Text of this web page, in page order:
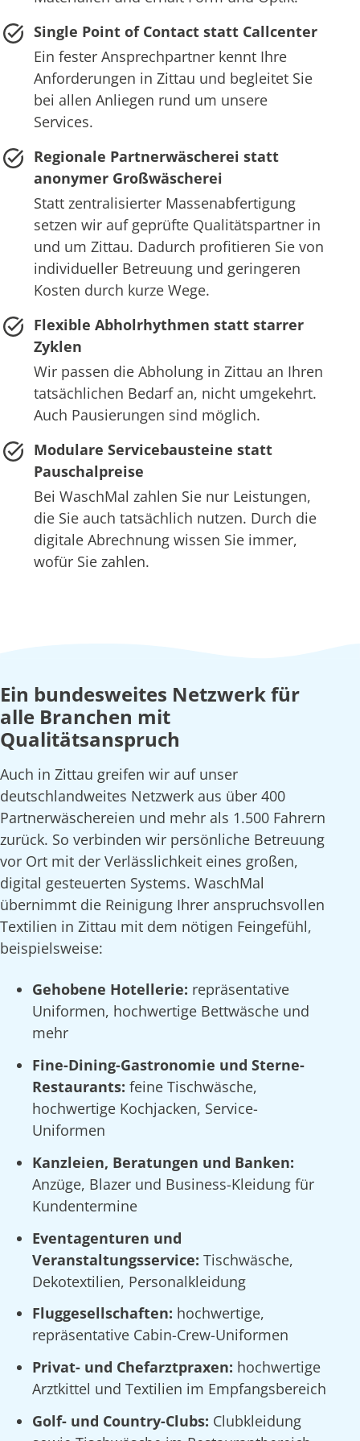
Single Point of Contact statt Callcenter
Ein fester Ansprechpartner kennt Ihre
Anforderungen in Zittau und begleitet Sie
bei allen Anliegen rund um unsere
Services.
Regionale Partnerwäscherei statt
anonymer Großwäscherei
Statt zentralisierter Massenabfertigung
setzen wir auf geprüfte Qualitätspartner in
und um Zittau. Dadurch profitieren Sie von
individueller Betreuung und geringeren
Kosten durch kurze Wege.
Flexible Abholrhythmen statt starrer
Zyklen
Wir passen die Abholung in Zittau an Ihren
tatsächlichen Bedarf an, nicht umgekehrt.
Auch Pausierungen sind möglich.
Modulare Servicebausteine statt
Pauschalpreise
Bei WaschMal zahlen Sie nur Leistungen,
die Sie auch tatsächlich nutzen. Durch die
digitale Abrechnung wissen Sie immer,
wofür Sie zahlen.
Ein bundesweites Netzwerk für
alle Branchen mit
Qualitätsanspruch
Auch in Zittau greifen wir auf unser
deutschlandweites Netzwerk aus über 400
Partnerwäschereien und mehr als 1.500 Fahrern
zurück. So verbinden wir persönliche Betreuung
vor Ort mit der Verlässlichkeit eines großen,
digital gesteuerten Systems. WaschMal
übernimmt die Reinigung Ihrer anspruchsvollen
Textilien in Zittau mit dem nötigen Feingefühl,
beispielsweise:
Gehobene Hotellerie: repräsentative
Uniformen, hochwertige Bettwäsche und
mehr
Fine-Dining-Gastronomie und Sterne-
Restaurants: feine Tischwäsche,
hochwertige Kochjacken, Service-
Uniformen
Kanzleien, Beratungen und Banken:
Anzüge, Blazer und Business-Kleidung für
Kundentermine
Eventagenturen und
Veranstaltungsservice: Tischwäsche,
Dekotextilien, Personalkleidung
Fluggesellschaften: hochwertige,
repräsentative Cabin-Crew-Uniformen
Privat- und Chefarztpraxen: hochwertige
Arztkittel und Textilien im Empfangsbereich
Golf- und Country-Clubs: Clubkleidung